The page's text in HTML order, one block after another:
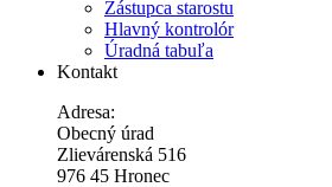
Zástupca starostu
Hlavný kontrolór
Úradná tabuľa
Kontakt
Adresa:
Obecný úrad
Zlievárenská 516
976 45 Hronec